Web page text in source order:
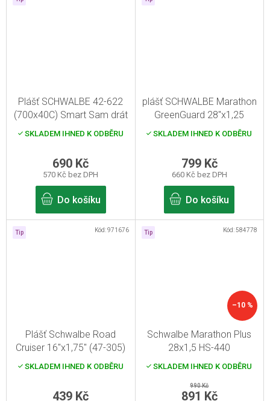
Plášť SCHWALBE 42-622
(700x40C) Smart Sam drát
SKLADEM IHNED K ODBĚRU
570 Kč bez DPH
690 Kč
Do košíku
plášť SCHWALBE Marathon
GreenGuard 28"x1,25
SKLADEM IHNED K ODBĚRU
660 Kč bez DPH
799 Kč
Do košíku
Tip
Plášť Schwalbe Road
Cruiser 16"x1,75" (47-305)
reflexní
SKLADEM IHNED K ODBĚRU
439 Kč
Kód:971676 Tip
–10 %
Schwalbe Marathon Plus
28x1,5 HS-440
SKLADEM IHNED K ODBĚRU
990 Kč
891 Kč
Kód:584778